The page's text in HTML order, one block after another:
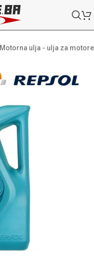
Motorna ulja - ulja za motore